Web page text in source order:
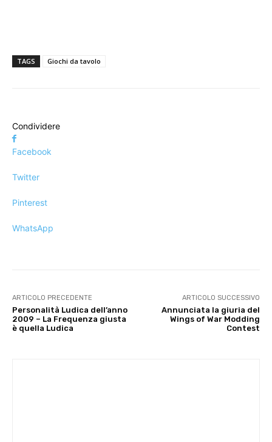
TAGS Giochi da tavolo
Condividere
Facebook
Twitter
Pinterest
WhatsApp
ARTICOLO PRECEDENTE
Personalità Ludica dell’anno
2009 – La Frequenza giusta
è quella Ludica
ARTICOLO SUCCESSIVO
Annunciata la giuria del
Wings of War Modding
Contest